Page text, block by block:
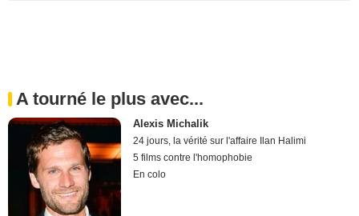
A tourné le plus avec...
Alexis Michalik
24 jours, la vérité sur l'affaire Ilan Halimi
5 films contre l'homophobie
En colo